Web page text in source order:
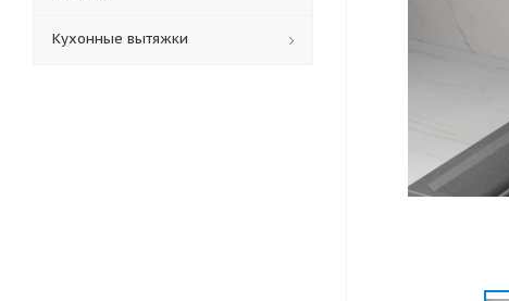
Кухонные вытяжки